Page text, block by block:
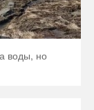
воды, но